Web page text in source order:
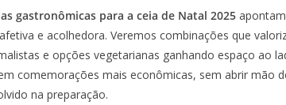
gastronômicas para a ceia de Natal 2025
e acolhedora. Veremos combinações que
e opções vegetarianas ganhando espaço ao
comemorações mais econômicas, sem abrir mão
na preparação.